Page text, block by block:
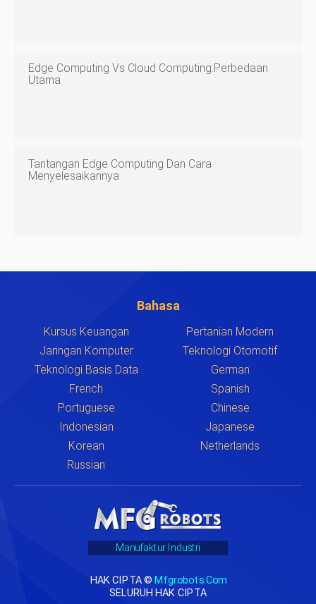
Edge Computing Vs Cloud Computing:Perbedaan
Utama
Tantangan Edge Computing Dan Cara
Menyelesaikannya
Bahasa
Kursus Keuangan
Pertanian Modern
Jaringan Komputer
Teknologi Otomotif
Teknologi Basis Data
German
French
Spanish
Portuguese
Chinese
Indonesian
Japanese
Korean
Netherlands
Russian
Manufaktur Industri
HAK CIPTA ©Mfgrobots.com
SELURUH HAK CIPTA